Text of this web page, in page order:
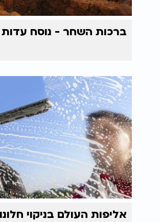
ברכות השחר - נוסח